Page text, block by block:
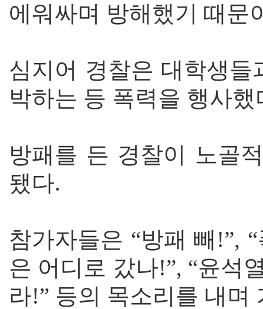
에워싸며 방해했기 때문
심지어 경찰은 대학생
박하는 등 폭력을 행사했
방패를 든 경찰이 노골
됐다.
참가자들은 “방패 빼!”,
은 어디로 갔나!”, “윤석
라!” 등의 목소리를 내며